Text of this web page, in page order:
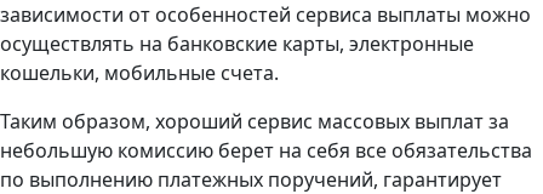
зависимости от особенностей сервиса выплаты можно
осуществлять на банковские карты, электронные
кошельки, мобильные счета.
Таким образом, хороший сервис массовых выплат за
небольшую комиссию берет на себя все обязательства
по выполнению платежных поручений, гарантирует